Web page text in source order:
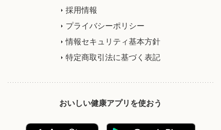
採用情報
プライバシーポリシー
情報セキュリティ基本方針
特定商取引法に基づく表記
おいしい健康アプリを使おう